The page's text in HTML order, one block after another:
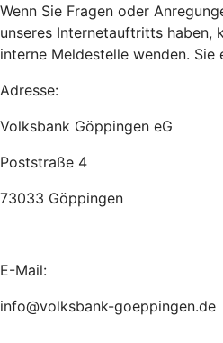
Wenn Sie Fragen oder
unseres Internetauftritts haben,
interne Meldestelle wenden.
Adresse:
Volksbank Göppingen eG
Poststraße 4
73033 Göppingen
E-Mail:
info@volksbank-goeppingen.de